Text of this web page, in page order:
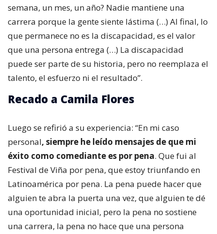
semana, un mes, un año? Nadie mantiene una
carrera porque la gente siente lástima (…) Al final, lo
que permanece no es la discapacidad, es el valor
que una persona entrega (…) La discapacidad
puede ser parte de su historia, pero no reemplaza el
talento, el esfuerzo ni el resultado”.
Recado a Camila Flores
Luego se refirió a su experiencia: “En mi caso
personal, siempre he leído mensajes de que mi
éxito como comediante es por pena. Que fui al
Festival de Viña por pena, que estoy triunfando en
Latinoamérica por pena. La pena puede hacer que
alguien te abra la puerta una vez, que alguien te dé
una oportunidad inicial, pero la pena no sostiene
una carrera, la pena no hace que una persona